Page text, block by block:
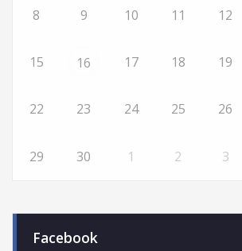
8 9 10 11 12
15 16 17 18 19
22 23 24 25 26
29 30 1 2 3
Facebook